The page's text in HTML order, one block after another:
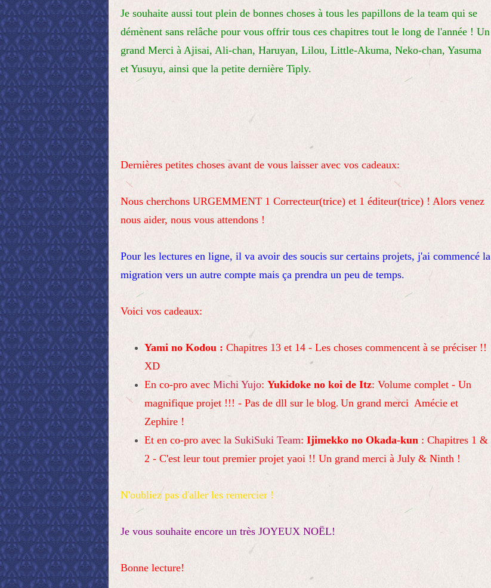
Je souhaite aussi tout plein de bonnes choses à tous les papillons de la team qui se
démènent sans relâche pour vous offrir tous ces chapitres tout le long de l'année ! Un
grand Merci à Ajisai, Ali-chan, Haruyan, Lilou, Little-Akuma, Neko-chan, Yasuma
et Yusuyu, ainsi que la petite dernière Tiply.
Dernières petites choses avant de vous laisser avec vos cadeaux:
Nous cherchons URGEMMENT 1 Correcteur(trice) et 1 éditeur(trice) ! Alors venez
nous aider, nous vous attendons !
Pour les lectures en ligne, il va avoir des soucis sur certains projets, j'ai commencé la
migration vers un autre compte mais ça prendra un peu de temps.
Voici vos cadeaux:
Yami no Kodou : Chapitres 13 et 14 - Les choses commencent à se préciser !!
XD
En co-pro avec Michi Yujo: Yukidoke no koi de Itz: Volume complet - Un
magnifique projet !!! - Pas de dll sur le blog. Un grand merci Amécie et
Zephire !
Et en co-pro avec la SukiSuki Team: Ijimekko no Okada-kun : Chapitres 1 &
2 - C'est leur tout premier projet yaoi !! Un grand merci à July & Ninth !
N'oubliez pas d'aller les remercier !
Je vous souhaite encore un très JOYEUX NOËL!
Bonne lecture!